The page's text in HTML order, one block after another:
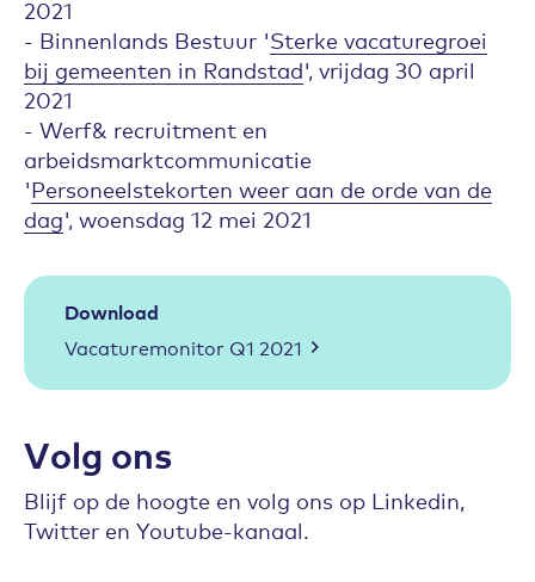
2021
- Binnenlands Bestuur 'Sterke vacaturegroei
bij gemeenten in Randstad', vrijdag 30 april
2021
- Werf& recruitment en
arbeidsmarktcommunicatie
'Personeelstekorten weer aan de orde van de
dag', woensdag 12 mei 2021
Download
Vacaturemonitor Q1 2021
Volg ons
Blijf op de hoogte en volg ons op Linkedin,
Twitter en Youtube-kanaal.